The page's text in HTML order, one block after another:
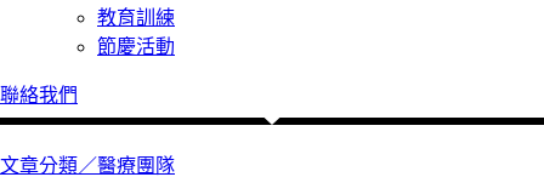
教育訓練
節慶活動
聯絡我們
文章分類／醫療團隊